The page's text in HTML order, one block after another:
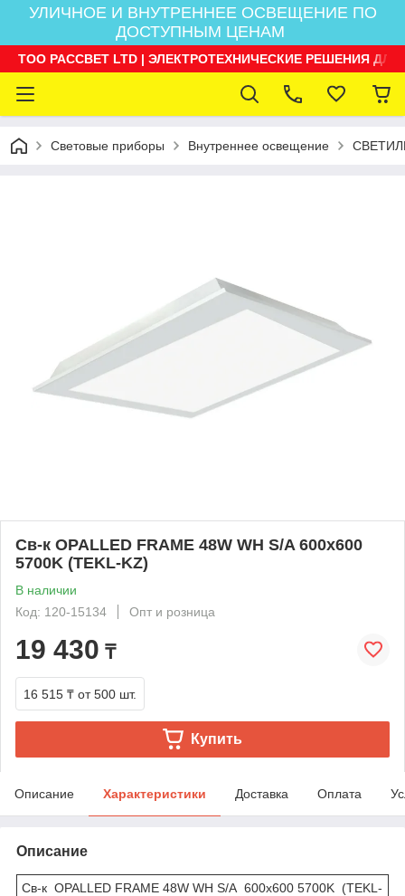
УЛИЧНОЕ И ВНУТРЕННЕЕ ОСВЕЩЕНИЕ ПО
ДОСТУПНЫМ ЦЕНАМ
ТОО РАССВЕТ LTD | ЭЛЕКТРОТЕХНИЧЕСКИЕ РЕШЕНИЯ
Световые приборы Внутреннее освещение
Св-к OPALLED FRAME 48W WH S/A 600x600
5700K (TEKL-KZ)
В наличии
Код: 120-15134
Опт и розница
19 430 ₸
16 515 ₸ от 500 шт.
Купить
Описание Характеристики Доставка Оплата
Описание
Св-к OPALLED FRAME 48W WH S/A 600x600 5700K (TEKL-